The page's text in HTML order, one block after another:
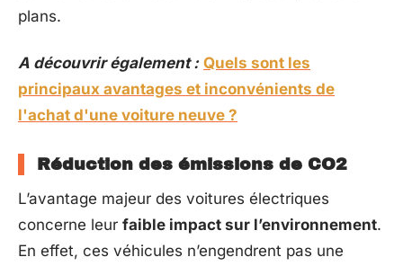
plans.
A découvrir également : Quels sont les
principaux avantages et inconvénients de
l'achat d'une voiture neuve ?
Réduction des émissions de CO2
L’avantage majeur des voitures électriques
concerne leur faible impact sur l’environnement.
En effet, ces véhicules n’engendrent pas une